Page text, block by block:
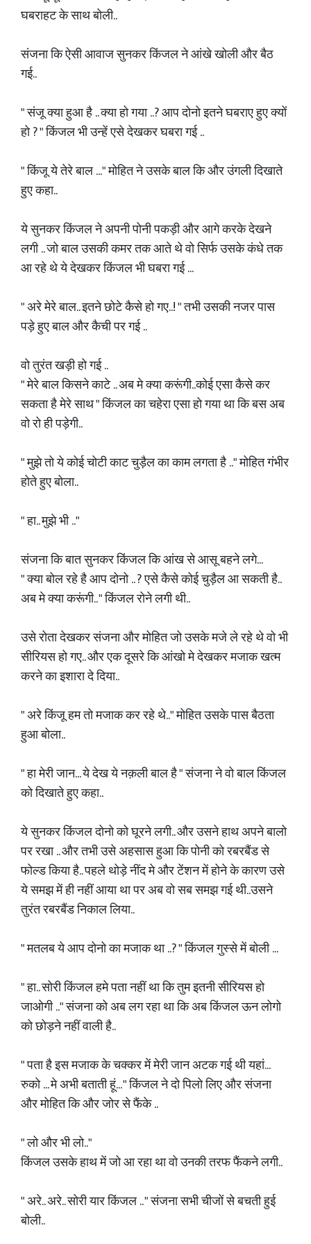
घबराहट के साथ बोली..
संजना कि ऐसी आवाज सुनकर किंजल ने आंखे खोली और बैठ
गई..
" संजू क्या हुआ है .. क्या हो गया ..? आप दोनो इतने घबराए हुए क्यों
हो ? " किंजल भी उन्हें एसे देखकर घबरा गई ..
" किंजू ये तेरे बाल ..." मोहित ने उसके बाल कि और उंगली दिखाते
हुए कहा..
ये सुनकर किंजल ने अपनी पोनी पकड़ी और आगे करके देखने
लगी .. जो बाल उसकी कमर तक आते थे वो सिर्फ उसके कंधे तक
आ रहे थे ये देखकर किंजल भी घबरा गई ...
" अरे मेरे बाल.. इतने छोटे कैसे हो गए..! " तभी उसकी नजर पास
पड़े हुए बाल और कैची पर गई ..
वो तुरंत खड़ी हो गई ..
" मेरे बाल किसने काटे .. अब मे क्या करूंगी..कोई एसा कैसे कर
सकता है मेरे साथ " किंजल का चहेरा एसा हो गया था कि बस अब
वो रो ही पड़ेगी..
" मुझे तो ये कोई चोटी काट चुड़ैल का काम लगता है .." मोहित गंभीर
होते हुए बोला..
" हा.. मुझे भी .."
संजना कि बात सुनकर किंजल कि आंख से आसू बहने लगे...
" क्या बोल रहे है आप दोनो .. ? एसे कैसे कोई चुड़ैल आ सकती है..
अब मे क्या करूंगी.. " किंजल रोने लगी थी..
उसे रोता देखकर संजना और मोहित जो उसके मजे ले रहे थे वो भी
सीरियस हो गए.. और एक दूसरे कि आंखो मे देखकर मजाक खत्म
करने का इशारा दे दिया..
" अरे किंजू हम तो मजाक कर रहे थे.." मोहित उसके पास बैठता
हुआ बोला..
" हा मेरी जान... ये देख ये नक़ली बाल है " संजना ने वो बाल किंजल
को दिखाते हुए कहा..
ये सुनकर किंजल दोनो को घूरने लगी.. और उसने हाथ अपने बालो
पर रखा .. और तभी उसे अहसास हुआ कि पोनी को रबरबैंड से
फोल्ड किया है.. पहले थोड़े नींद मे और टेंशन में होने के कारण उसे
ये समझ में ही नहीं आया था पर अब वो सब समझ गई थी..उसने
तुरंत रबरबैंड निकाल लिया..
" मतलब ये आप दोनो का मजाक था ..? " किंजल गुस्से में बोली ...
" हा.. सोरी किंजल हमे पता नहीं था कि तुम इतनी सीरियस हो
जाओगी .." संजना को अब लग रहा था कि अब किंजल ऊन लोगो
को छोड़ने नहीं वाली है..
" पता है इस मजाक के चक्कर में मेरी जान अटक गई थी यहां...
रुको ... मे अभी बताती हूं... " किंजल ने दो पिलो लिए और संजना
और मोहित कि और जोर से फैंके ..
" लो और भी लो.."
किंजल उसके हाथ में जो आ रहा था वो उनकी तरफ फैंकने लगी..
" अरे.. अरे.. सोरी यार किंजल .. " संजना सभी चीजों से बचती हुई
बोली..